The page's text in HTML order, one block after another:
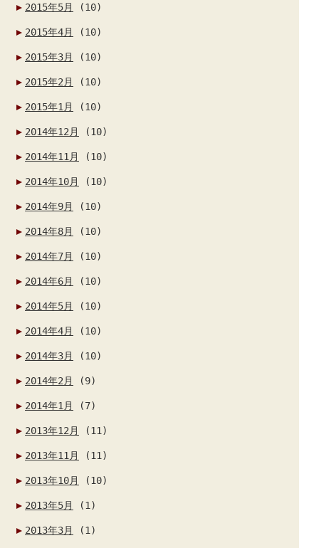
2015年5月 (10)
2015年4月 (10)
2015年3月 (10)
2015年2月 (10)
2015年1月 (10)
2014年12月 (10)
2014年11月 (10)
2014年10月 (10)
2014年9月 (10)
2014年8月 (10)
2014年7月 (10)
2014年6月 (10)
2014年5月 (10)
2014年4月 (10)
2014年3月 (10)
2014年2月 (9)
2014年1月 (7)
2013年12月 (11)
2013年11月 (11)
2013年10月 (10)
2013年5月 (1)
2013年3月 (1)